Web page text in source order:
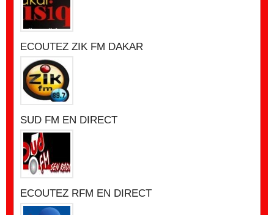
ECOUTEZ ZIK FM DAKAR
SUD FM EN DIRECT
ECOUTEZ RFM EN DIRECT